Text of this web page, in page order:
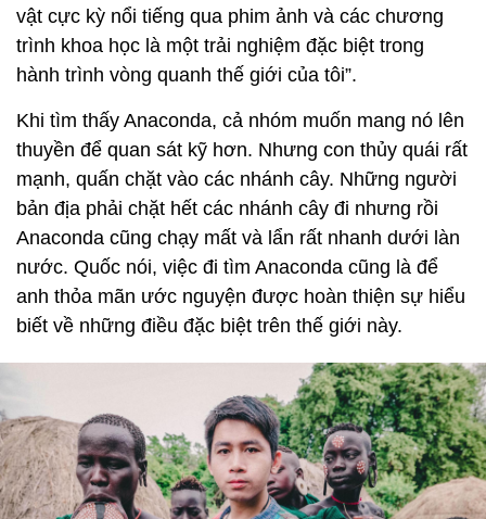
vật cực kỳ nổi tiếng qua phim ảnh và các chương
trình khoa học là một trải nghiệm đặc biệt trong
hành trình vòng quanh thế giới của tôi”.
Khi tìm thấy Anaconda, cả nhóm muốn mang nó lên
thuyền để quan sát kỹ hơn. Nhưng con thủy quái rất
mạnh, quấn chặt vào các nhánh cây. Những người
bản địa phải chặt hết các nhánh cây đi nhưng rồi
Anaconda cũng chạy mất và lẩn rất nhanh dưới làn
nước. Quốc nói, việc đi tìm Anaconda cũng là để
anh thỏa mãn ước nguyện được hoàn thiện sự hiểu
biết về những điều đặc biệt trên thế giới này.